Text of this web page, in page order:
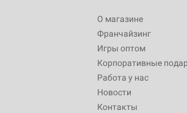
О магазине
Франчайзинг
Игры оптом
Корпоративные
Работа у нас
Новости
Контакты